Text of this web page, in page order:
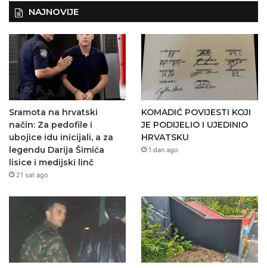
NAJNOVIJE
Sramota na hrvatski
način: Za pedofile i
ubojice idu inicijali, a za
legendu Darija Šimića
lisice i medijski linč
21 sat ago
KOMADIĆ POVIJESTI KOJI
JE PODIJELIO I UJEDINIO
HRVATSKU
1 dan ago